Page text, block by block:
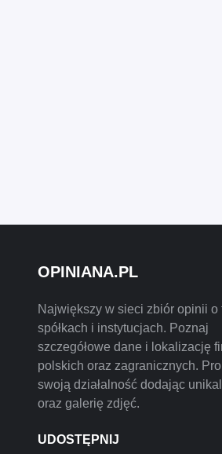
OPINIANA.PL
Największy w sieci zbiór opinii o
spółkach i instytucjach. Poznaj
szczegółowe dane i lokalizację
polskich oraz zagranicznych.
swoją działalność dodając
oraz galerię zdjęć.
UDOSTĘPNIJ